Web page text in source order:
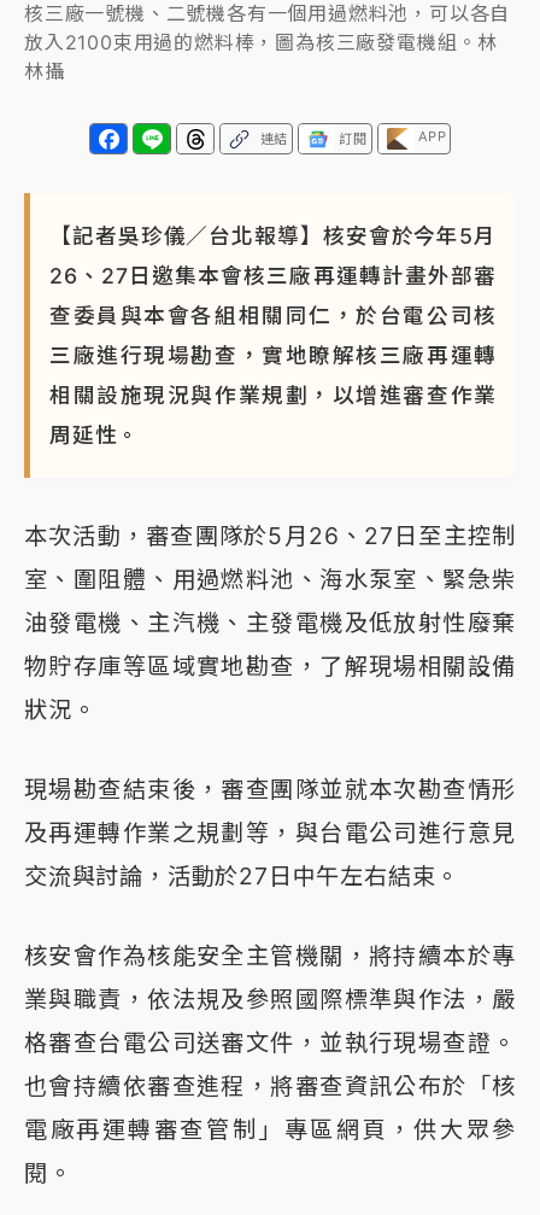
父親節泡湯了！中颱白海豚雨彈轟3天 「紅到發紫」降
雨熱區曝
核三廠一號機、二號機各有一個用過燃料池，可以各自
放入2100束用過的燃料棒，圖為核三廠發電機組。林
林攝
連結 訂閱 APP
【記者吳珍儀／台北報導】核安會於今年5月
26、27日邀集本會核三廠再運轉計畫外部審
查委員與本會各組相關同仁，於台電公司核
三廠進行現場勘查，實地瞭解核三廠再運轉
相關設施現況與作業規劃，以增進審查作業
周延性。
本次活動，審查團隊於5月26、27日至主控制
室、圍阻體、用過燃料池、海水泵室、緊急柴
油發電機、主汽機、主發電機及低放射性廢棄
物貯存庫等區域實地勘查，了解現場相關設備
狀況。
現場勘查結束後，審查團隊並就本次勘查情形
及再運轉作業之規劃等，與台電公司進行意見
交流與討論，活動於27日中午左右結束。
核安會作為核能安全主管機關，將持續本於專
業與職責，依法規及參照國際標準與作法，嚴
格審查台電公司送審文件，並執行現場查證。
也會持續依審查進程，將審查資訊公布於「核
電廠再運轉審查管制」專區網頁，供大眾參
閱。